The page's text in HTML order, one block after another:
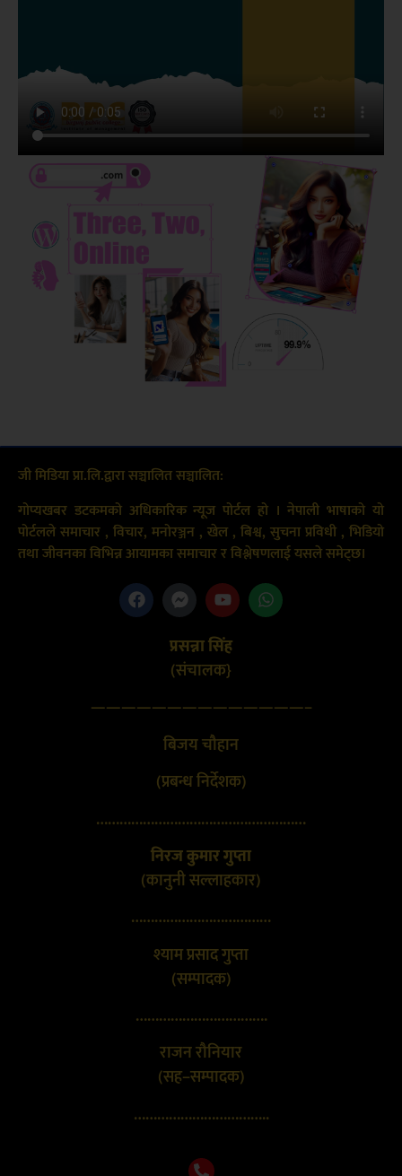
जी मिडिया प्रा.लि.द्वारा सञ्चालित सञ्चालित:
गोप्यखबर डटकमको अधिकारिक न्यूज पोर्टल हो । नेपाली भाषाको यो
पोर्टलले समाचार , विचार, मनोरञ्जन , खेल , बिश्व, सुचना प्रविधी , भिडियो
तथा जीवनका विभिन्न आयामका समाचार र विश्लेषणलाई यसले समेट्छ।
प्रसन्ना सिंह
(संचालक}
——————————————–
बिजय चौहान
(प्रबन्ध निर्देशक)
………………………………………………
निरज कुमार गुप्ता
(कानुनी सल्लाहकार)
………………………………
श्याम प्रसाद गुप्ता
(सम्पादक)
…………………………….
राजन रौनियार
(सह–सम्पादक)
……………………………..